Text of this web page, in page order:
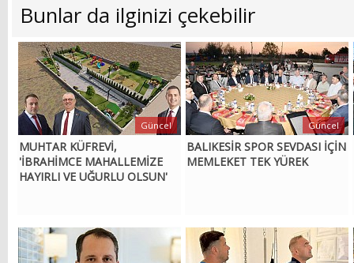
Bunlar da ilginizi çekebilir
MUHTAR KÜFREVİ,
'İBRAHİMCE MAHALLEMİZE
HAYIRLI VE UĞURLU OLSUN'
Güncel
BALIKESİR SPOR SEVDASI İÇİN
MEMLEKET TEK YÜREK
Güncel